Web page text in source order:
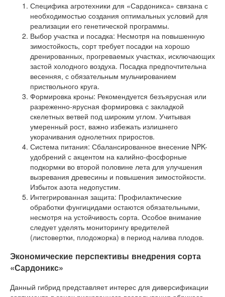
Специфика агротехники для «Сардоникса» связана с
необходимостью создания оптимальных условий для
реализации его генетической программы.
Выбор участка и посадка: Несмотря на повышенную
зимостойкость, сорт требует посадки на хорошо
дренированных, прогреваемых участках, исключающих
застой холодного воздуха. Посадка предпочтительна
весенняя, с обязательным мульчированием
приствольного круга.
Формировка кроны: Рекомендуется безъярусная или
разреженно-ярусная формировка с закладкой
скелетных ветвей под широким углом. Учитывая
умеренный рост, важно избежать излишнего
укорачивания однолетних приростов.
Система питания: Сбалансированное внесение NPK-
удобрений с акцентом на калийно-фосфорные
подкормки во второй половине лета для улучшения
вызревания древесины и повышения зимостойкости.
Избыток азота недопустим.
Интегрированная защита: Профилактические
обработки фунгицидами остаются обязательными,
несмотря на устойчивость сорта. Особое внимание
следует уделять мониторингу вредителей
(листовертки, плодожорка) в период налива плодов.
Экономические перспективы внедрения сорта
«Сардоникс»
Данный гибрид представляет интерес для диверсификации